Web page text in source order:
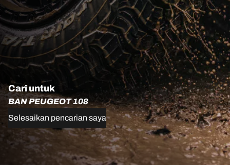
Cari untuk
BAN PEUGEOT 108
Selesaikan pencarian saya